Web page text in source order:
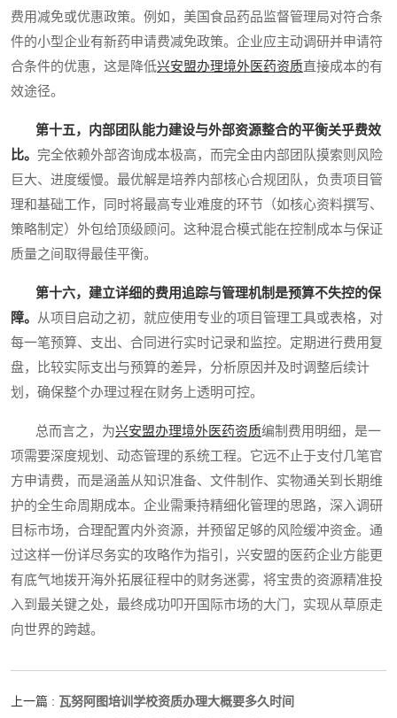
费用减免或优惠政策。例如，美国食品药品监督管理局对符合条
件的小型企业有新药申请费减免政策。企业应主动调研并申请符
合条件的优惠，这是降低兴安盟办理境外医药资质直接成本的有
效途径。
第十五，内部团队能力建设与外部资源整合的平衡关乎费效
比。 完全依赖外部咨询成本极高，而完全由内部团队摸索则风险
巨大、进度缓慢。最优解是培养内部核心合规团队，负责项目管
理和基础工作，同时将最高专业难度的环节（如核心资料撰写、
策略制定）外包给顶级顾问。这种混合模式能在控制成本与保证
质量之间取得最佳平衡。
第十六，建立详细的费用追踪与管理机制是预算不失控的保
障。
从项目启动之初，就应使用专业的项目管理工具或表格，对
每一笔预算、支出、合同进行实时记录和监控。定期进行费用复
盘，比较实际支出与预算的差异，分析原因并及时调整后续计
划，确保整个办理过程在财务上透明可控。
总而言之，为兴安盟办理境外医药资质编制费用明细，是一
项需要深度规划、动态管理的系统工程。它远不止于支付几笔官
方申请费，而是涵盖从知识准备、文件制作、实物通关到长期维
护的全生命周期成本。企业需秉持精细化管理的思路，深入调研
目标市场，合理配置内外资源，并预留足够的风险缓冲资金。通
过这样一份详尽务实的攻略作为指引，兴安盟的医药企业方能更
有底气地拨开海外拓展征程中的财务迷雾，将宝贵的资源精准投
入到最关键之处，最终成功叩开国际市场的大门，实现从草原走
向世界的跨越。
上一篇 : 瓦努阿图培训学校资质办理大概要多久时间